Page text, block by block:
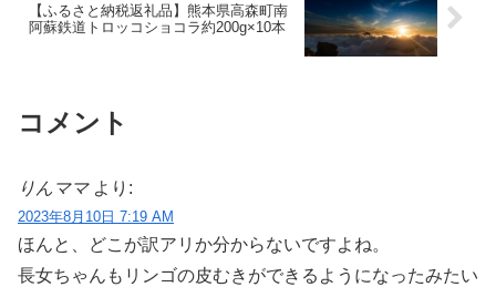
【ふるさと納税返礼品】熊本県高森町南
阿蘇鉄道トロッコショコラ約200g×10本
コメント
りんママ より:
2023年8月10日 7:19 AM
ほんと、どこが訳アリか分からないですよね。
長女ちゃんもリンゴの皮むきができるようになったみたい